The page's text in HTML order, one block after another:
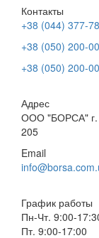
Контакты
+38 (044) 377-
+38 (050) 200-
+38 (050) 200-
Адрес
ООО "БОРСА" г.
205
Email
График работы
Пн-Чт. 9:00-
Пт. 9:00-17:00